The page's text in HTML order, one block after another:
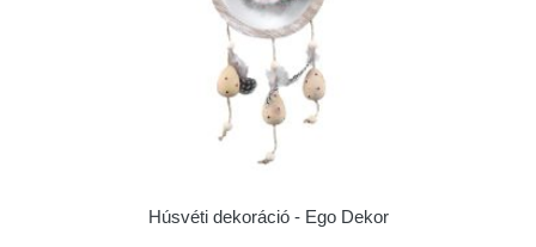
Húsvéti dekoráció - Ego Dekor